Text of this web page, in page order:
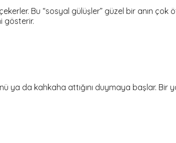
Bu “sosyal gülüşler” güzel bir anın çok
gösterir.
da kahkaha attığını duymaya başlar. Bir